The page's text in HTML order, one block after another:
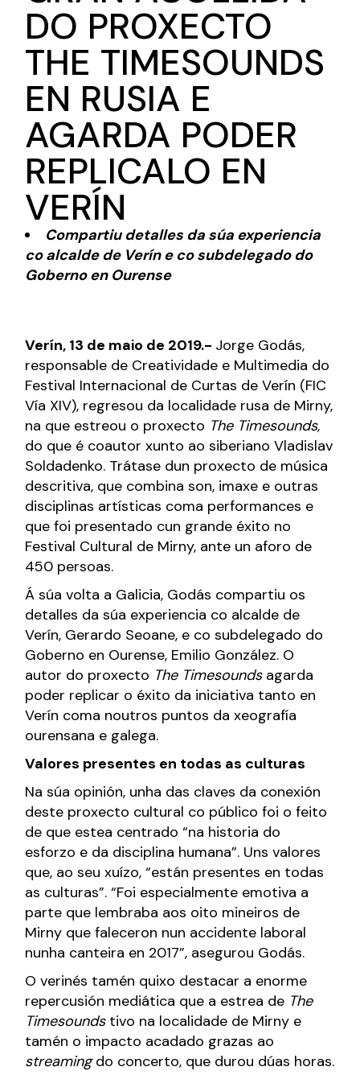
DO PROXECTO
THE TIMESOUNDS
EN RUSIA E
AGARDA PODER
REPLICALO EN
VERÍN
Compartiu detalles da súa experiencia
co alcalde de Verín e co subdelegado do
Goberno en Ourense
Verín, 13 de maio de 2019.- Jorge Godás,
responsable de Creatividade e Multimedia do
Festival Internacional de Curtas de Verín (FIC
Vía XIV), regresou da localidade rusa de Mirny,
na que estreou o proxecto The Timesounds,
do que é coautor xunto ao siberiano Vladislav
Soldadenko. Trátase dun proxecto de música
descritiva, que combina son, imaxe e outras
disciplinas artísticas coma performances e
que foi presentado cun grande éxito no
Festival Cultural de Mirny, ante un aforo de
450 persoas.
Á súa volta a Galicia, Godás compartiu os
detalles da súa experiencia co alcalde de
Verín, Gerardo Seoane, e co subdelegado do
Goberno en Ourense, Emilio González. O
autor do proxecto The Timesounds agarda
poder replicar o éxito da iniciativa tanto en
Verín coma noutros puntos da xeografía
ourensana e galega.
Valores presentes en todas as culturas
Na súa opinión, unha das claves da conexión
deste proxecto cultural co público foi o feito
de que estea centrado “na historia do
esforzo e da disciplina humana”. Uns valores
que, ao seu xuízo, “están presentes en todas
as culturas”. “Foi especialmente emotiva a
parte que lembraba aos oito mineiros de
Mirny que faleceron nun accidente laboral
nunha canteira en 2017”, asegurou Godás.
O verinés tamén quixo destacar a enorme
repercusión mediática que a estrea de The
Timesounds tivo na localidade de Mirny e
tamén o impacto acadado grazas ao
streamingdo concerto, que durou dúas horas.